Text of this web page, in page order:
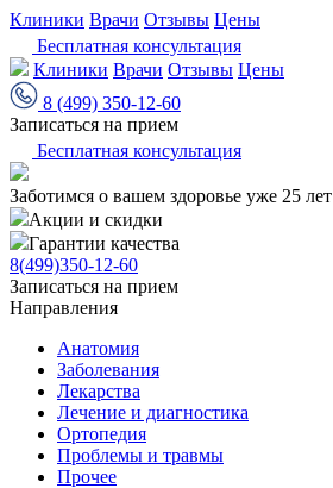
Клиники Врачи Отзывы Цены
Бесплатная консультация
Клиники Врачи Отзывы Цены
8 (499) 350-12-60
Записаться на прием
Бесплатная консультация
Заботимся о вашем здоровье уже 25 лет
Акции и скидки
Гарантии качества
8(499)350-12-60
Записаться на прием
Направления
Анатомия
Заболевания
Лекарства
Лечение и диагностика
Ортопедия
Проблемы и травмы
Прочее